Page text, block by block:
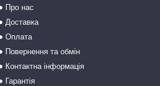
Про нас
Доставка
Оплата
Повернення та обмін
Контактна інформація
Гарантія